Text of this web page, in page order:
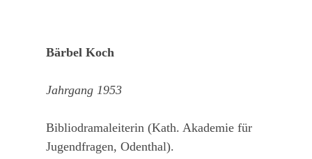
Bärbel Koch
Jahrgang 1953
Bibliodramaleiterin (Kath. Akademie für
Jugendfragen, Odenthal).